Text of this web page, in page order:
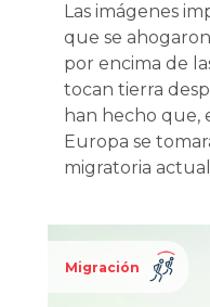
Las imágenes
que se
por encima de
tocan tierra
han hecho que,
Europa se
migratoria
Migración